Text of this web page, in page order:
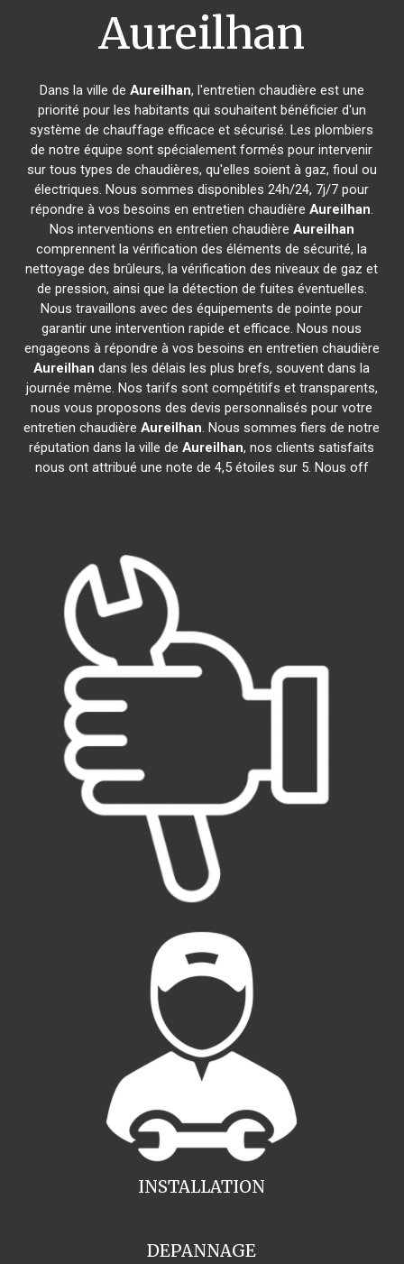
Aureilhan
Dans la ville de Aureilhan, l'entretien chaudière est une
priorité pour les habitants qui souhaitent bénéficier d'un
système de chauffage efficace et sécurisé. Les plombiers
de notre équipe sont spécialement formés pour intervenir
sur tous types de chaudières, qu'elles soient à gaz, fioul ou
électriques. Nous sommes disponibles 24h/24, 7j/7 pour
répondre à vos besoins en entretien chaudière Aureilhan.
Nos interventions en entretien chaudière Aureilhan
comprennent la vérification des éléments de sécurité, la
nettoyage des brûleurs, la vérification des niveaux de gaz et
de pression, ainsi que la détection de fuites éventuelles.
Nous travaillons avec des équipements de pointe pour
garantir une intervention rapide et efficace. Nous nous
engageons à répondre à vos besoins en entretien chaudière
Aureilhan dans les délais les plus brefs, souvent dans la
journée même. Nos tarifs sont compétitifs et transparents,
nous vous proposons des devis personnalisés pour votre
entretien chaudièreAureilhan. Nous sommes fiers de notre
réputation dans la ville deAureilhan, nos clients satisfaits
nous ont attribué une note de 4,5 étoiles sur 5. Nous off
INSTALLATION
DEPANNAGE